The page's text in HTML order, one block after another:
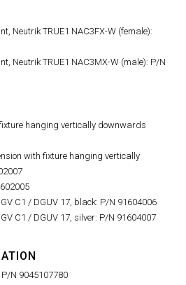
Neutrik TRUE1 NAC3FX-W (female):
Neutrik TRUE1 NAC3MX-W (male): P/N
hanging vertically downwards
with fixture hanging vertically
C1 / DGUV 17, black: P/N 91604006
C1 / DGUV 17, silver: P/N 91604007
N 9045107780